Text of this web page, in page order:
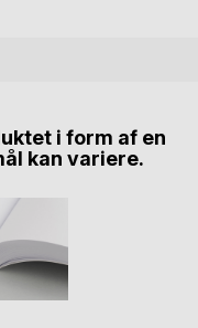
i form af en
kan variere.